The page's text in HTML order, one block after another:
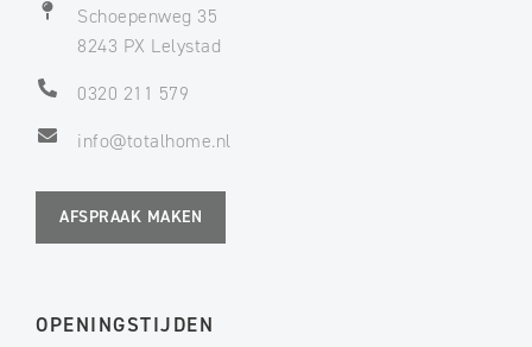
Schoepenweg 35
8243 PX Lelystad
0320 211 579
info@totalhome.nl
AFSPRAAK MAKEN
OPENINGSTIJDEN